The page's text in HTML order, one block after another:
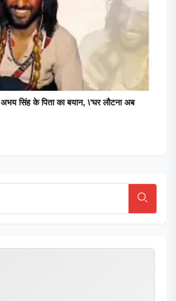
सिंह के पिता का बयान, \'घर लौटना अब